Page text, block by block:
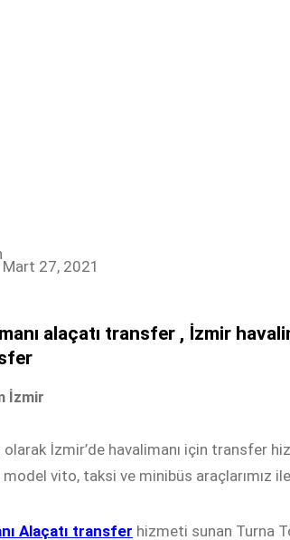
Mart 27, 2021
alaçatı transfer , İzmir
İzmir
İzmir’de havalimanı için transfer
vito, taksi ve minibüs araçlarımız
Alaçatı transfer hizmeti sunan Turna